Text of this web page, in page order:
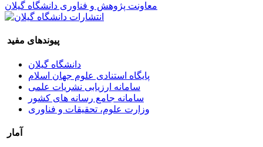
معاونت پژوهش و فناوری دانشگاه گیلان
پیوندهای مفید
دانشگاه گیلان
پایگاه استنادی علوم جهان اسلام
سامانه ارزیابی نشریات علمی
سامانه جامع رسانه های کشور
وزارت علوم، تحقیقات و فناوری
آمار